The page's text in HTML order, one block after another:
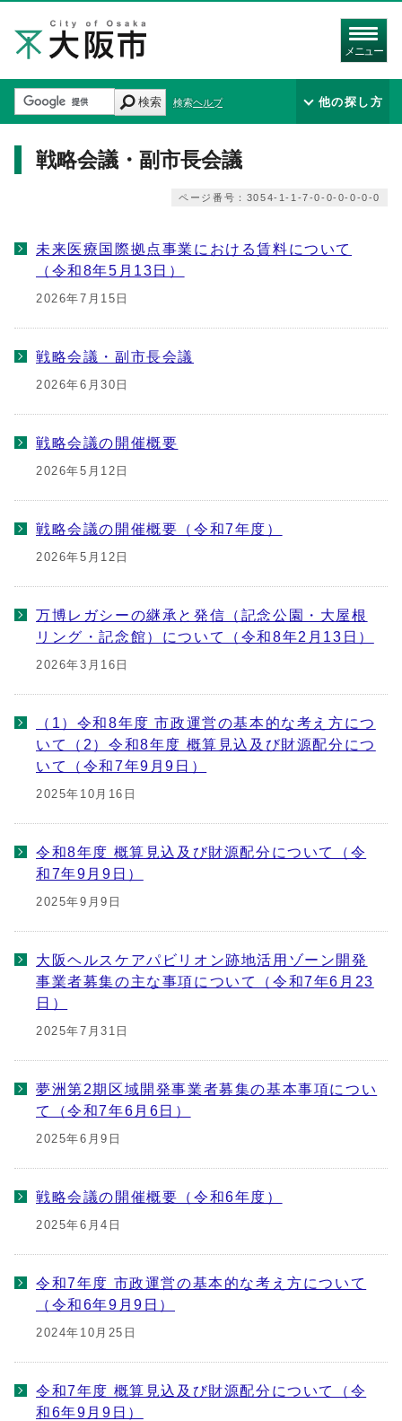
メニュー
検索 検索ヘルプ 他の探し方
戦略会議・副市長会議
ページ番号：3054-1-1-7-0-0-0-0-0-0
未来医療国際拠点事業における賃料について
（令和8年5月13日）
2026年7月15日
戦略会議・副市長会議
2026年6月30日
戦略会議の開催概要
2026年5月12日
戦略会議の開催概要（令和7年度）
2026年5月12日
万博レガシーの継承と発信（記念公園・大屋根
リング・記念館）について（令和8年2月13日）
2026年3月16日
（1）令和8年度 市政運営の基本的な考え方につ
いて（2）令和8年度 概算見込及び財源配分につ
いて（令和7年9月9日）
2025年10月16日
令和8年度 概算見込及び財源配分について（令
和7年9月9日）
2025年9月9日
大阪ヘルスケアパビリオン跡地活用ゾーン開発
事業者募集の主な事項について（令和7年6月23
日）
2025年7月31日
夢洲第2期区域開発事業者募集の基本事項につい
て（令和7年6月6日）
2025年6月9日
戦略会議の開催概要（令和6年度）
2025年6月4日
令和7年度 市政運営の基本的な考え方について
（令和6年9月9日）
2024年10月25日
令和7年度 概算見込及び財源配分について（令
和6年9月9日）